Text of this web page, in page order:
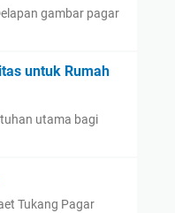
gambar pagar
untuk Rumah
utama bagi
Tukang Pagar